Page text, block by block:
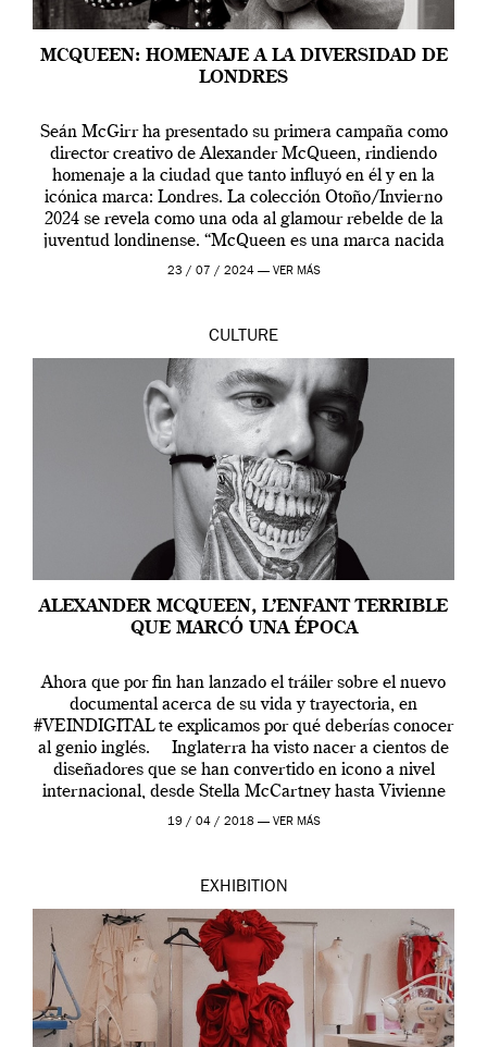
MCQUEEN: HOMENAJE A LA DIVERSIDAD DE
LONDRES
Seán McGirr ha presentado su primera campaña como
director creativo de Alexander McQueen, rindiendo
homenaje a la ciudad que tanto influyó en él y en la
icónica marca: Londres. La colección Otoño/Invierno
2024 se revela como una oda al glamour rebelde de la
juventud londinense. “McQueen es una marca nacida
en Londres y siempre ha […]
23 / 07 / 2024 — VER MÁS
CULTURE
ALEXANDER MCQUEEN, L’ENFANT TERRIBLE
QUE MARCÓ UNA ÉPOCA
Ahora que por fin han lanzado el tráiler sobre el nuevo
documental acerca de su vida y trayectoria, en
#VEINDIGITAL te explicamos por qué deberías conocer
al genio inglés. Inglaterra ha visto nacer a cientos de
diseñadores que se han convertido en icono a nivel
internacional, desde Stella McCartney hasta Vivienne
Westwood pasando […]
19 / 04 / 2018 — VER MÁS
EXHIBITION